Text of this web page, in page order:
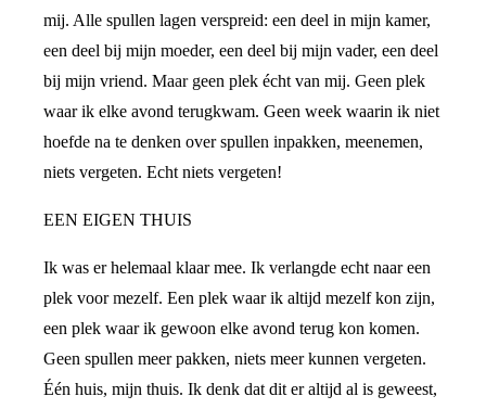
mij. Alle spullen lagen verspreid: een deel in mijn kamer,
een deel bij mijn moeder, een deel bij mijn vader, een deel
bij mijn vriend. Maar geen plek écht van mij. Geen plek
waar ik elke avond terugkwam. Geen week waarin ik niet
hoefde na te denken over spullen inpakken, meenemen,
niets vergeten. Echt niets vergeten!
EEN EIGEN THUIS
Ik was er helemaal klaar mee. Ik verlangde echt naar een
plek voor mezelf. Een plek waar ik altijd mezelf kon zijn,
een plek waar ik gewoon elke avond terug kon komen.
Geen spullen meer pakken, niets meer kunnen vergeten.
Één huis, mijn thuis. Ik denk dat dit er altijd al is geweest,